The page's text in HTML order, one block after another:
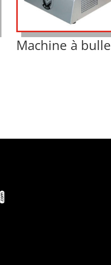
Machine à bulle